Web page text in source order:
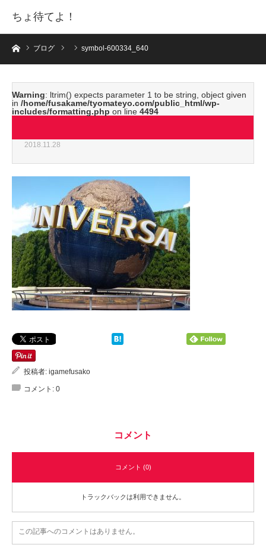
ちょ待てよ！
ホームブログ symbol-600334_640
Warning: ltrim() expects parameter 1 to be string, object given
in /home/fusakame/tyomateyo.com/public_html/wp-
includes/formatting.php on line 4494
2018.11.28
投稿者: igamefusako
コメント: 0
コメント
コメント (0)
トラックバックは利用できません。
この記事へのコメントはありません。